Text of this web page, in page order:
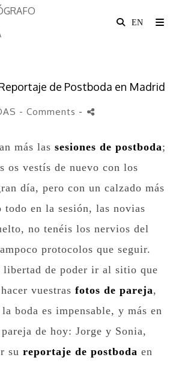
Reportaje de Postboda en Madrid
- Comments -
más las sesiones de postboda;
os vestís de nuevo con los
día, pero con un calzado más
todo en la sesión, las novias
no tenéis los nervios del
protocolos que seguir.
libertad de poder ir al sitio que
vuestras fotos de pareja,
boda es impensable, y más en
de hoy: Jorge y Sonia,
su reportaje de postboda en